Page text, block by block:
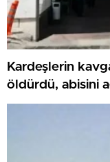
Kardeşlerin
öldürdü, abisini